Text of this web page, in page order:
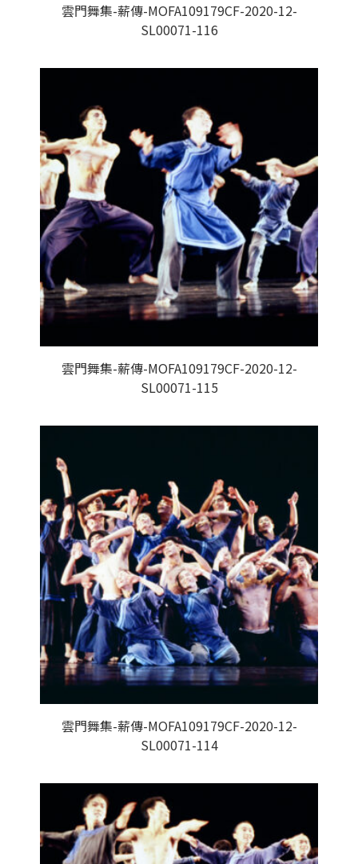
雲門舞集-薪傳-MOFA109179CF-2020-12-
SL00071-116
雲門舞集-薪傳-MOFA109179CF-2020-12-
SL00071-115
雲門舞集-薪傳-MOFA109179CF-2020-12-
SL00071-114